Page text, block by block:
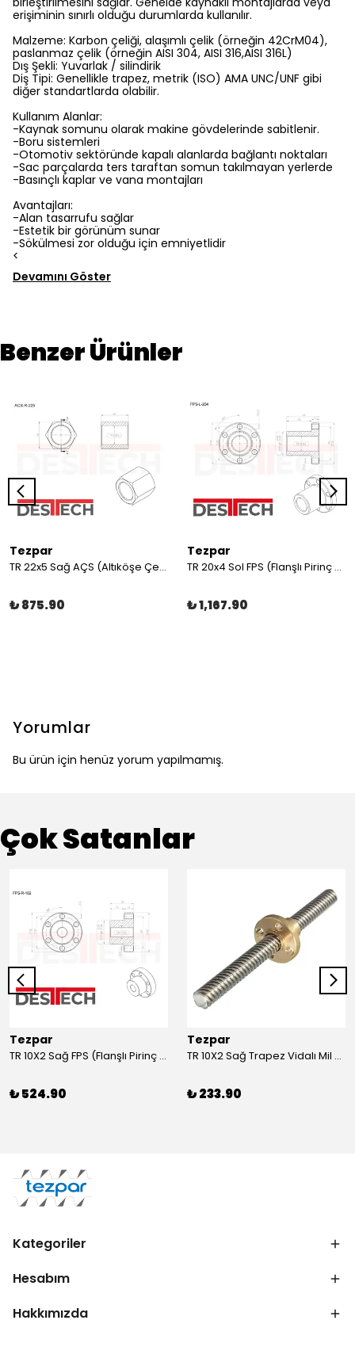
erişiminin sınırlı olduğu durumlarda kullanılır.
Malzeme: Karbon çeliği, alaşımlı çelik (örneğin 42CrM04),
paslanmaz çelik (örneğin AISI 304, AISI 316,AISI 316L)
Dış Şekli: Yuvarlak / silindirik
Diş Tipi: Genellikle trapez, metrik (ISO) AMA UNC/UNF gibi
diğer standartlarda olabilir.
Kullanım Alanlar:
-Kaynak somunu olarak makine gövdelerinde sabitlenir.
-Boru sistemleri
-Otomotiv sektöründe kapalı alanlarda bağlantı noktaları
-Sac parçalarda ters taraftan somun takılmayan yerlerde
-Basınçlı kaplar ve vana montajları
Avantajları:
-Alan tasarrufu sağlar
-Estetik bir görünüm sunar
-Sökülmesi zor olduğu için emniyetlidir
<
Devamını Göster
Benzer Ürünler
Tezpar
TR 22x5 Sağ AÇS (Altıköşe Çelik Somun)
₺ 875.90
Tezpar
TR 20x4 Sol FPS (Flanşlı Pirinç Somun)
₺ 1,167.90
Yorumlar
Bu ürün için henüz yorum yapılmamış.
Çok Satanlar
Tezpar
TR 10X2 Sağ FPS (Flanşlı Pirinç Somun)
₺ 524.90
Tezpar
TR 10X2 Sağ Trapez Vidalı Mil (1 Metre C45)
₺ 233.90
Kategoriler
Hesabım
Hakkımızda